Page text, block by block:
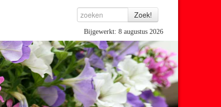
Bijgewerkt: 8 augustus 2026